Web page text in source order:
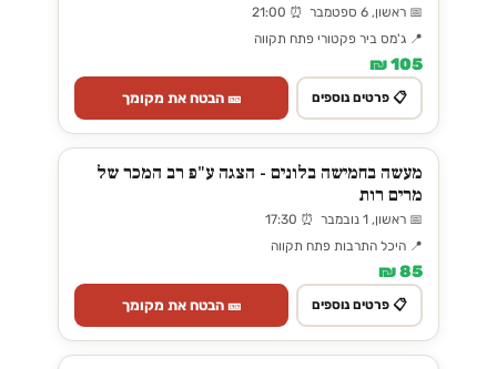
📅 ראשון, 6 ספטמבר ⏰ 21:00
📍 ג'מס ביר פקטורי פתח תקווה
105 ₪
📋 פרטים נוספים 🎫 הבטח את מקומך
מעשה בחמישה בלונים - הצגה ע"פ רב המכר של
מרים רות
📅 ראשון, 1 נובמבר ⏰ 17:30
📍 היכל התרבות פתח תקווה
85 ₪
📋 פרטים נוספים 🎫 הבטח את מקומך